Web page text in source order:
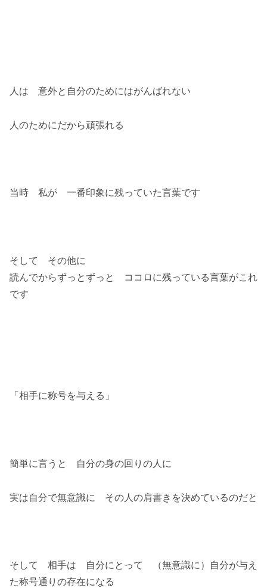
人は 意外と自分のためにはがんばれない
人のためにだから頑張れる
当時 私が 一番印象に残っていた言葉です
そして その他に
読んでからずっとずっと ココロに残っている言葉がこれ
です
「相手に称号を与える」
簡単に言うと 自分の身の回りの人に
実は自分で無意識に その人の肩書きを決めているのだと
そして 相手は 自分にとって （無意識に）自分が与え
た称号通りの存在になる